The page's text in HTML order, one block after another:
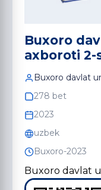
Buxoro
axboroti 2-
Buxoro davlat
278 bet
2023
uzbek
Buxoro-2023
Buxoro davlat